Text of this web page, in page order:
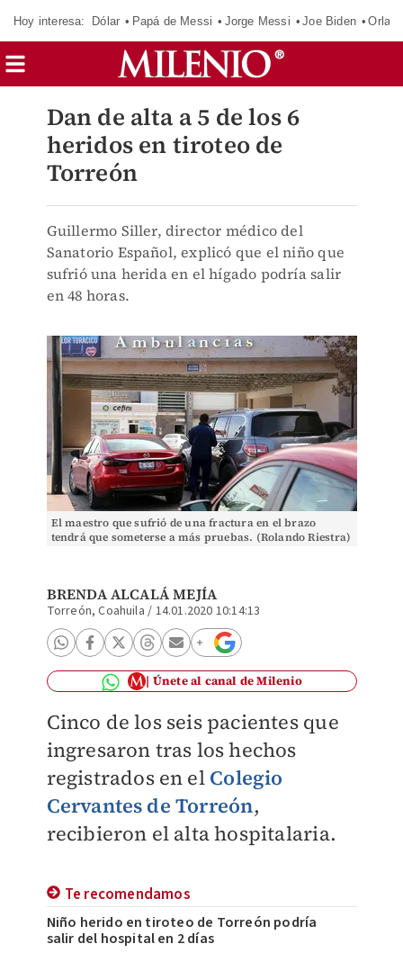
Hoy interesa: Dólar Papá de Messi Jorge Messi Joe Biden
Dan de alta a 5 de los 6
heridos en tiroteo de
Torreón
Guillermo Siller, director médico del
Sanatorio Español, explicó que el niño que
sufrió una herida en el hígado podría salir
en 48 horas.
El maestro que sufrió de una fractura en el brazo
tendrá que someterse a más pruebas. (Rolando Riestra)
BRENDA ALCALÁ MEJÍA
Torreón, Coahuila / 14.01.2020 10:14:13
Únete al canal de Milenio
Cinco de los seis pacientes que
ingresaron tras los hechos
registrados en el Colegio
Cervantes de Torreón,
recibieron el alta hospitalaria.
Te recomendamos
Niño herido en tiroteo de Torreón podría
salir del hospital en 2 días